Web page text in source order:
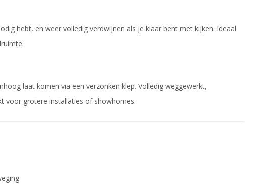
hebt, en weer volledig verdwijnen als je klaar bent met kijken. Ideaal
laat komen via een verzonken klep. Volledig weggewerkt,
voor grotere installaties of showhomes.